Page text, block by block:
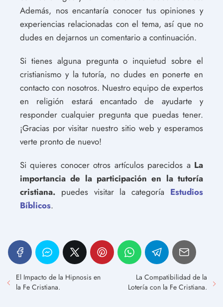
Además, nos encantaría conocer tus opiniones y
experiencias relacionadas con el tema, así que no
dudes en dejarnos un comentario a continuación.
Si tienes alguna pregunta o inquietud sobre el
cristianismo y la tutoría, no dudes en ponerte en
contacto con nosotros. Nuestro equipo de expertos
en religión estará encantado de ayudarte y
responder cualquier pregunta que puedas tener.
¡Gracias por visitar nuestro sitio web y esperamos
verte pronto de nuevo!
Si quieres conocer otros artículos parecidos a La
importancia de la participación en la tutoría
cristiana. puedes visitar la categoría Estudios
Bíblicos.
El Impacto de la Hipnosis en
la Fe Cristiana.
La Compatibilidad de la
Lotería con la Fe Cristiana.